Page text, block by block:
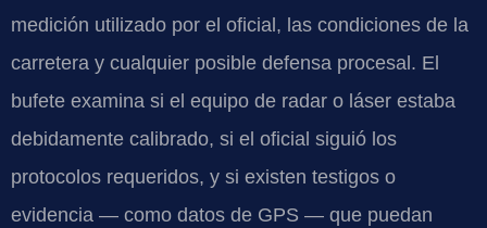
medición utilizado por el oficial, las condiciones de la
carretera y cualquier posible defensa procesal. El
bufete examina si el equipo de radar o láser estaba
debidamente calibrado, si el oficial siguió los
protocolos requeridos, y si existen testigos o
evidencia — como datos de GPS — que puedan